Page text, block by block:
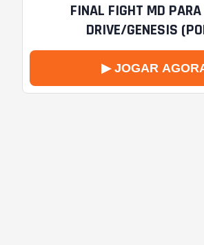
FINAL FIGHT MD
DRIVE/GENESIS
▶ JOGAR